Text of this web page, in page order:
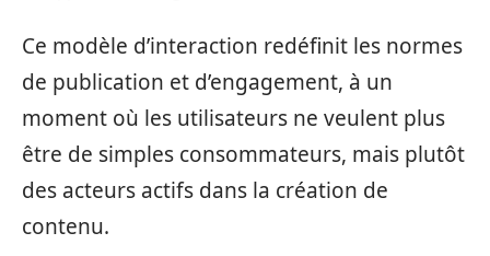
Ce modèle d’interaction redéfinit les normes
de publication et d’engagement, à un
moment où les utilisateurs ne veulent plus
être de simples consommateurs, mais plutôt
des acteurs actifs dans la création de
contenu.